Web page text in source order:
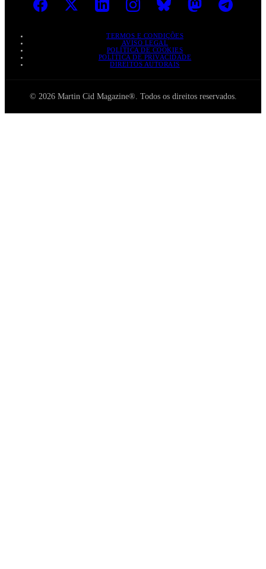
TERMOS E CONDIÇÕES
AVISO LEGAL
POLÍTICA DE COOKIES
POLÍTICA DE PRIVACIDADE
DIREITOS AUTORAIS
© 2026 Martin Cid Magazine®. Todos os direitos reservados.